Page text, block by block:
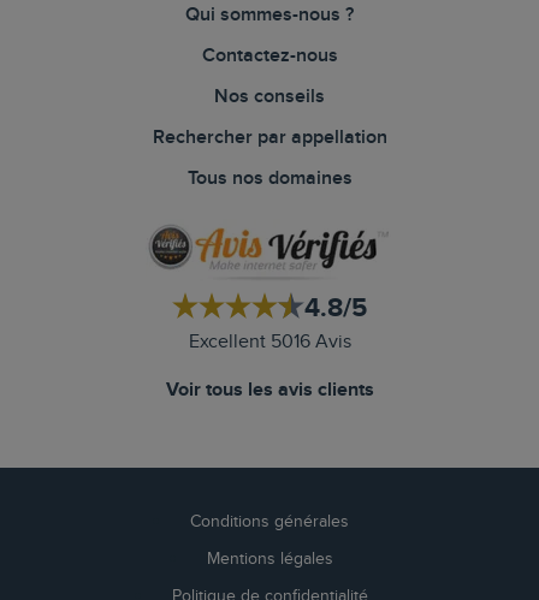
Qui sommes-nous ?
Contactez-nous
Nos conseils
Rechercher par appellation
Tous nos domaines
4.8/5
Excellent 5016 Avis
Voir tous les avis clients
Conditions générales
Mentions légales